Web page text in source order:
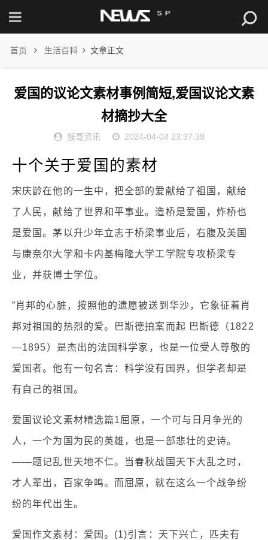
首页 生活百科 文章正文
爱国的议论文素材事例简短,爱国议论文素
材摘抄大全
猴哥资讯 2024-04-04 23:37:38
十个关于爱国的素材
宋庆龄在他的一生中，把全部的爱献给了祖国，献给
了人民，献给了世界和平事业。造桥是爱国，炸桥也
是爱国。茅以升少年立志于桥梁事业后，右腹及美国
与康奈尔大学和卡内基梅隆大学工学院专攻桥梁专
业，并获博士学位。
”肖邦的心脏，按照他的遗愿被送到华沙，它象征着肖
邦对祖国的热烈的爱。巴斯德拍案而起 巴斯德（1822
—1895）是杰出的法国科学家，也是一位受人尊敬的
爱国者。他有一句名言：科学没有国界，但学者却是
有自己的祖国。
爱国议论文素材精选篇1屈原，一个可与日月争光的
人，一个为国为民的英雄，也是一部悲壮的史诗。
——题记乱世天地不仁。当春秋战国天下大乱之时，
才人辈出，百家争鸣。而屈原，就在这么一个战争纷
纷的年代出生。
爱国作文素材：爱国。(1)引言：天下兴亡，匹夫有